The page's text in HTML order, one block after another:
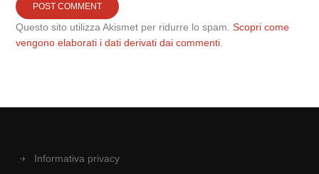
Questo sito utilizza Akismet per ridurre lo spam.Scopri come
vengono elaborati i dati derivati dai commenti
Informativa privacy